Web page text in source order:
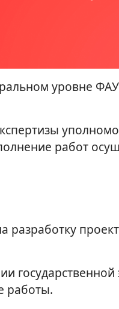
уровне ФАУ
работ
разработку
работы.